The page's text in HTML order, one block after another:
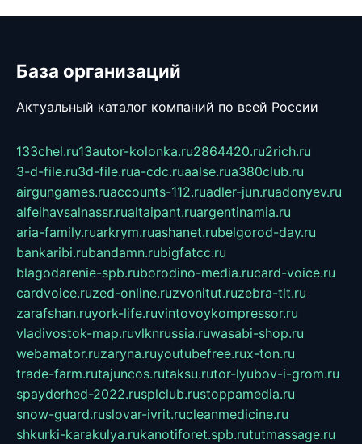
База организаций
Актуальный каталог компаний по всей России
133chel.ru13autor-kolonka.ru2864420.ru2rich.ru
3-d-file.ru3d-file.rua-cdc.ruaalse.rua380club.ru
airgungames.ruaccounts-112.ruadler-jun.ruadonyev.ru
alfeihavsalnassr.rualtaipant.ruargentinamia.ru
aria-family.ruarkrym.ruashanet.rubelgorod-day.ru
bankaribi.rubandamn.rubigfatcc.ru
blagodarenie-spb.ruborodino-media.rucard-voice.ru
cardvoice.ruzed-online.ruzvonitut.ruzebra-tlt.ru
zarafshan.ruyork-life.ruvintovoykompressor.ru
vladivostok-map.ruvlknrussia.ruwasabi-shop.ru
webamator.ruzaryna.ruyoutubefree.rux-ton.ru
trade-farm.rutajuncos.rutaksu.rutor-lyubov-i-grom.ru
spayderhed-2022.rusplclub.rustoppamedia.ru
snow-guard.ruslovar-ivrit.rucleanmedicine.ru
shkurki-karakulya.rukanotiforet.spb.rututmassage.ru